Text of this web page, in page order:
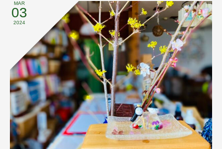
MAR
03
2024